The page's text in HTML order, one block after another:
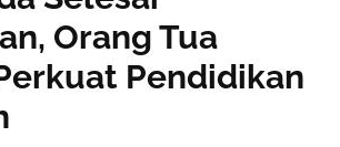
Orang Tua
Pendidikan